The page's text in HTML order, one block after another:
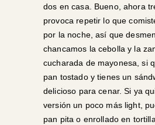
dos en casa. Bueno, ahora
provoca repetir lo que
por la noche, así que
chancamos la cebolla y la
cucharada de mayonesa, si
pan tostado y tienes un
delicioso para cenar. Si ya
versión un poco más light,
pan pita o enrollado en